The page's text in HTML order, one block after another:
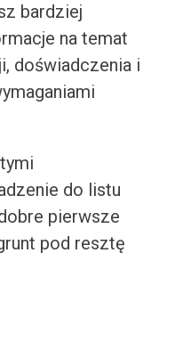
bardziej
na temat
doświadczenia i
do listu
pierwsze
pod resztę